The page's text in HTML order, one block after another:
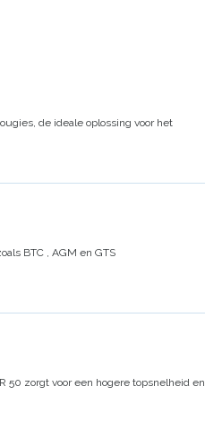
de ideale oplossing voor het
BTC , AGM en GTS
50 zorgt voor een hogere topsnelheid en